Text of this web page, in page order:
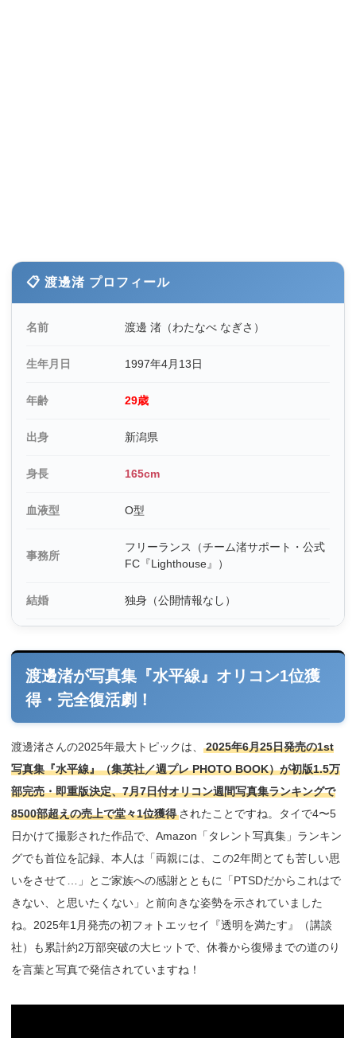
📋 渡邊渚 プロフィール
名前 渡邊 渚（わたなべ なぎさ）
生年月日 1997年4月13日
年齢 29歳
出身 新潟県
身長 165cm
血液型 O型
事務所
フリーランス（チーム渚サポート・公式
FC『Lighthouse』）
結婚 独身（公開情報なし）
渡邊渚が写真集『水平線』オリコン1位獲
得・完全復活劇！
渡邊渚さんの2025年最大トピックは、2025年6月25日発売の1st
写真集『水平線』（集英社／週プレ PHOTO BOOK）が初版1.5万
部完売・即重版決定、7月7日付オリコン週間写真集ランキングで
8500部超えの売上で堂々1位獲得 されたことですね。タイで4〜5
日かけて撮影された作品で、Amazon「タレント写真集」ランキン
グでも首位を記録、本人は「両親には、この2年間とても苦しい思
いをさせて…」とご家族への感謝とともに「PTSDだからこれはで
きない、と思いたくない」と前向きな姿勢を示されていました
ね。2025年1月発売の初フォトエッセイ『透明を満たす』（講談
社）も累計約2万部突破の大ヒットで、休養から復帰までの道のり
を言葉と写真で発信されていますね！